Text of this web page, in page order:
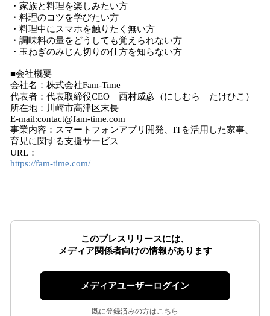
・家族と料理を楽しみたい方
・料理のコツを学びたい方
・料理中にスマホを触りたく無い方
・調味料の量をどうしても覚えられない方
・玉ねぎのみじん切りの仕方を知らない方
■会社概要
会社名：株式会社Fam-Time
代表者：代表取締役CEO 西村威彦（にしむら たけひこ）
所在地：川崎市高津区末長
E-mail:contact@fam-time.com
事業内容：スマートフォンアプリ開発、ITを活用した家事、
育児に関する支援サービス
URL：
https://fam-time.com/
このプレスリリースには、
メディア関係者向けの情報があります
メディアユーザーログイン
既に登録済みの方はこちら